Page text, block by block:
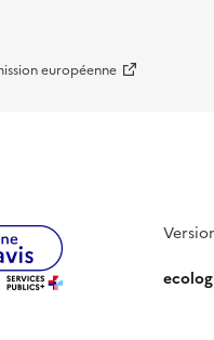
européenne